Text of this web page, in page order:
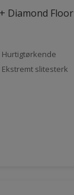
Diamond Floor
Hurtigtørkende
Ekstremt slitesterk